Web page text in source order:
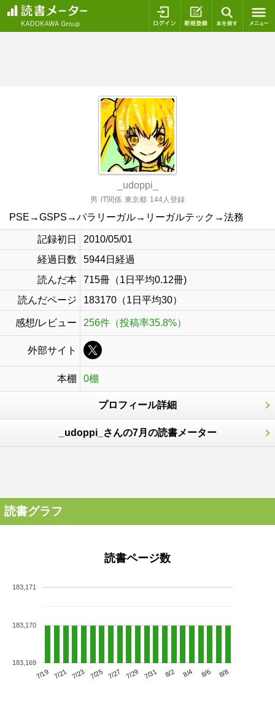
ログイン 新規登録
_udoppi_
男 IT関係 東京都 144人登録
PSE→GSPS→パラリーガル→リーガルテック→法務
記録初日
2010/05/01
経過日数
5944日経過
読んだ本
715冊（1日平均0.12冊)
読んだページ
183170（1日平均30）
感想/レビュー 256件（投稿率35.8%）
外部サイト
本棚 0棚
プロフィール詳細
_udoppi_さんの7月の読書メーター
読書グラフ
読書ページ数
7/19 7/21 7/23 7/25 7/27 7/29 7/31 8/2 8/4 8/6 8/8
183,169
183,170
183,171